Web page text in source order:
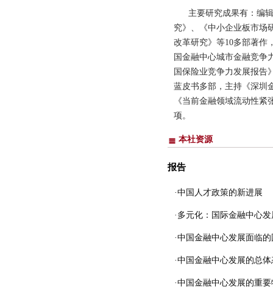
主要研究成果有：编
究》、《中小企业板市场
改革研究》等10多部著作
国金融中心城市金融竞争
国保险业竞争力发展报告
蓝皮书多部，主持《深圳
《当前金融领域流动性
项。
本社资源
报告
·中国人才政策的新进展
·多元化：国际金融中心
·中国金融中心发展面临
·中国金融中心发展的总
·中国金融中心发展的重